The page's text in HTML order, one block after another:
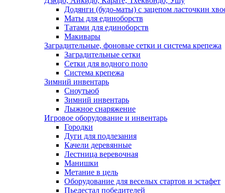
Додянги (будо-маты) с зацепом ласточкин
Маты для единоборств
Татами для единоборств
Макивары
Заградительные, фоновые сетки и система крепежа
Заградительные сетки
Сетки для водного поло
Система крепежа
Зимний инвентарь
Сноутьюб
Зимний инвентарь
Лыжное снаряжение
Игровое оборудование и инвентарь
Городки
Дуги для подлезания
Качели деревянные
Лестница веревочная
Манишки
Метание в цель
Оборудование для веселых стартов и эстафет
Пьедестал победителей